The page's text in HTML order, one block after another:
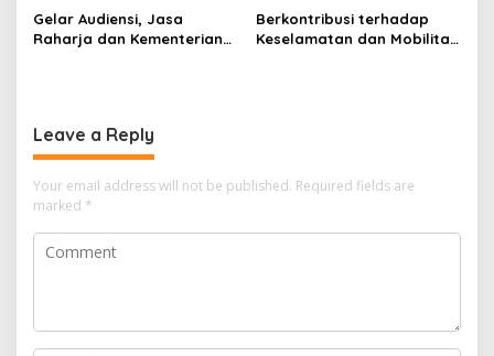
Kebakaran KM Mutiara
Sentosa II
Perairan Sumenep
Gelar Audiensi, Jasa
Raharja dan Kementerian
Berkontribusi terhadap
Keselamatan dan Mobilitas
Leave a Reply
Your email address will not be published. Required fields are
marked *